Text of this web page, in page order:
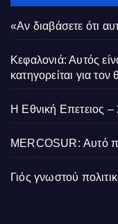
«Αν διαβάσετε ότι
Κεφαλονιά: Αυτός
κατηγορείται για
Η Εθνική Επετειος
MERCOSUR: Αυτό
Γιός γνωστού